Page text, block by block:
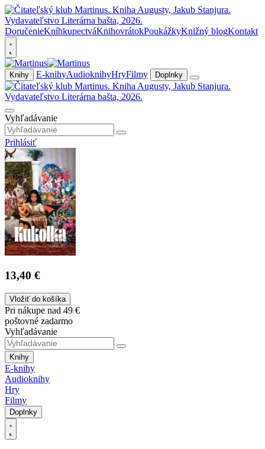
DoručenieKníhkupectváKnihovrátokPoukážkyKnižný blogKontakt
Knihy E-knihyAudioknihyHryFilmy Doplnky
Vyhľadávanie
Prihlásiť
13,40 €
Vložiť do košíka
Pri nákupe nad 49 €
poštovné zadarmo
Vyhľadávanie
Knihy
E-knihy
Audioknihy
Hry
Filmy
Doplnky